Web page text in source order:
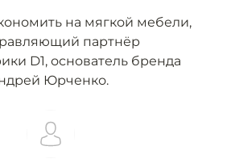
на мягкой мебели,
партнёр
D1, основатель бренда
Юрченко.